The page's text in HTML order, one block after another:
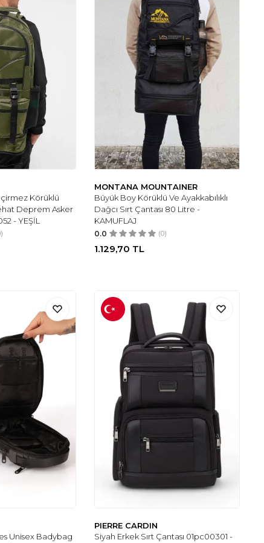
Körüklü
Deprem Asker
- YEŞİL
MONTANA MOUNTAINER
Büyük Boy Körüklü Ve Ayakkabılıklı
Dağcı Sırt Çantası 80 Litre -
KAMUFLAJ
0.0 (0)
1.129,70 TL
Unisex Badybag
PIERRE CARDIN
Siyah Erkek Sırt Çantası 01pc00301 -